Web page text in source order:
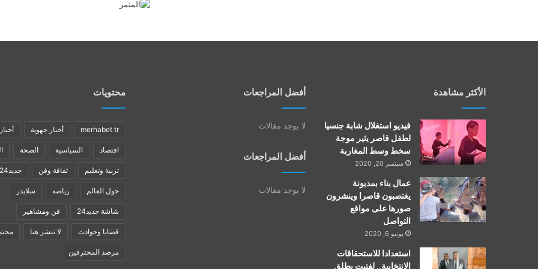
الأكثر مشاهدة
فيديو استغلال شابة جنسيا
لطفل قاصر يثير موجة
سخط وسط المغاربة
سبتمبر 20, 2020
عمال بناء بمديونة
يغتصبون قاصرا وينشرون
صورها على مواقع
التواصل
يونيو 6, 2020
استعدادا للاستحقاقات
الانتخابية.. لفتيت يطلق
أفضل المراجعات
لا يوجد مقالات
أفضل المراجعات
لا يوجد مقالات
محتويات
merhabet tr أخبار جهوية
اقتصاد السياسية الصحة
تربية وتعليم ثقافة وفن جديد24
حول العالم رياضة سلايدر
شاشة جديد24 فن ومشاهير
قضايا وحوادث لا تنشر هنا
مرصد المحترفين